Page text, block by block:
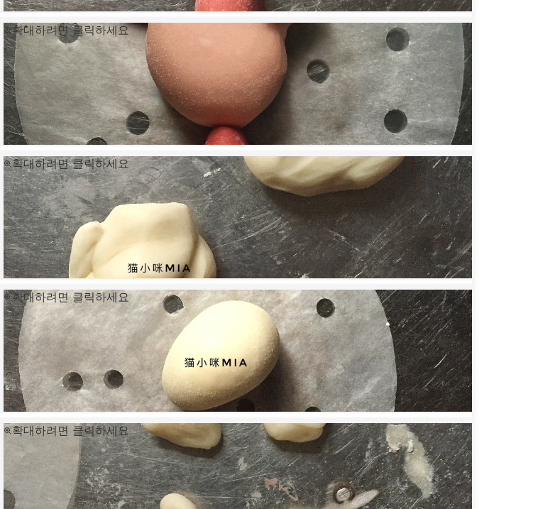
확대하려면 클릭하세요
확대하려면 클릭하세요
확대하려면 클릭하세요
확대하려면 클릭하세요